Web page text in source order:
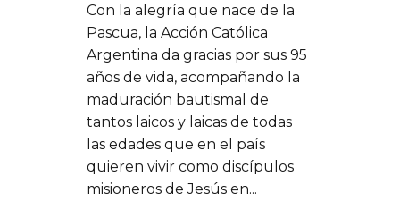
Con la alegría que nace de la
Pascua, la Acción Católica
Argentina da gracias por sus 95
años de vida, acompañando la
maduración bautismal de
tantos laicos y laicas de todas
las edades que en el país
quieren vivir como discípulos
misioneros de Jesús en...